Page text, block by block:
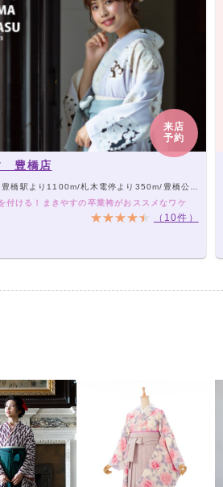
来店
予約
豊橋店
駅より1100m/札木電停より350m/豊橋公園前電停より250m
付ける！まきやすの卒業袴がおススメなワケ
（10件）